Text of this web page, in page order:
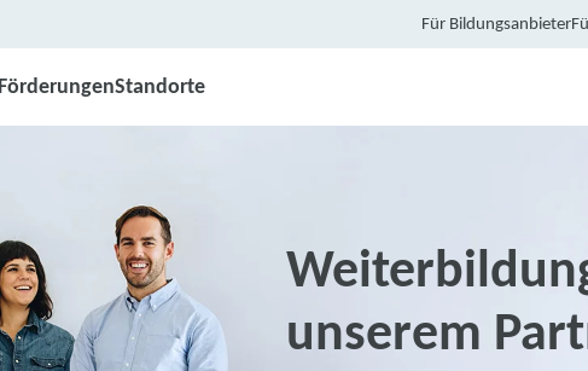
Für Bildungsanbieter
FörderungenStandorte
unserem